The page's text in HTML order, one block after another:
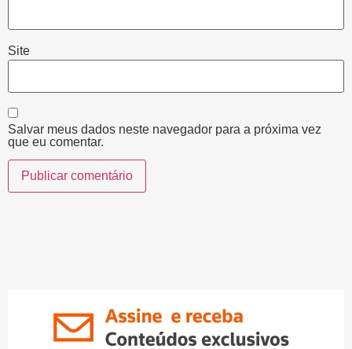
Site
Salvar meus dados neste navegador para a próxima vez
que eu comentar.